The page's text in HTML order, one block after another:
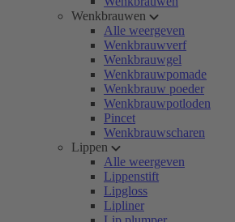
Wenkbrauwen
Alle weergeven
Wenkbrauwverf
Wenkbrauwgel
Wenkbrauwpomade
Wenkbrauw poeder
Wenkbrauwpotloden
Pincet
Wenkbrauwscharen
Lippen
Alle weergeven
Lippenstift
Lipgloss
Lipliner